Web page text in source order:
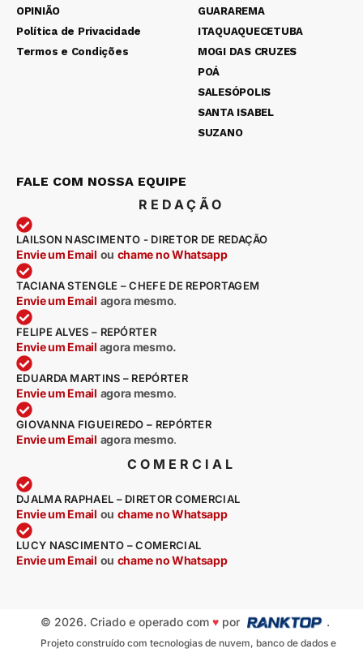
OPINIÃO
Política de Privacidade
Termos e Condições
GUARAREMA
ITAQUAQUECETUBA
MOGI DAS CRUZES
POÁ
SALESÓPOLIS
SANTA ISABEL
SUZANO
FALE COM NOSSA EQUIPE
REDAÇÃO
LAILSON NASCIMENTO - DIRETOR DE REDAÇÃO
Envie um Email ou chame no Whatsapp
TACIANA STENGLE – CHEFE DE REPORTAGEM
Envie um Email agora mesmo.
FELIPE ALVES – REPÓRTER
Envie um Email agora mesmo.
EDUARDA MARTINS – REPÓRTER
Envie um Email agora mesmo.
GIOVANNA FIGUEIREDO – REPÓRTER
Envie um Email agora mesmo.
COMERCIAL
DJALMA RAPHAEL – DIRETOR COMERCIAL
Envie um Email ou chame no Whatsapp
LUCY NASCIMENTO – COMERCIAL
Envie um Email ou chame no Whatsapp
© 2026. Criado e operado com ♥por .
Projeto construído com tecnologias de nuvem, banco de dados e